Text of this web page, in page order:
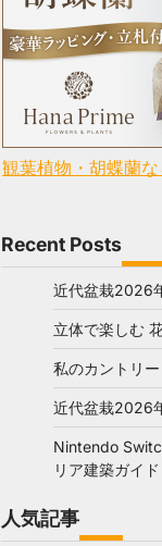
観葉植物・胡蝶蘭
Recent Posts
近代盆栽2026
立体で楽しむ
私のカントリ
近代盆栽2026
Nintendo
リア建築ガイ
人気記事